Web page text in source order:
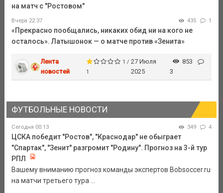
на матч с "Ростовом"
Вчера 22:37 435 1
«Прекрасно пообщались, никаких обид ни на кого не
осталось». Латышонок — о матче против «Зенита»
Лента
новостей
1 /
1
27 Июля
2025
853
3
ФУТБОЛЬНЫЕ НОВОСТИ
Сегодня 00:13 349 4
ЦСКА победит "Ростов", "Краснодар" не обыграет
"Спартак", "Зенит" разгромит "Родину". Прогноз на 3-й тур
РПЛ
Вашему вниманию прогноз команды экспертов Bobsoccer.ru
на матчи третьего тура ...